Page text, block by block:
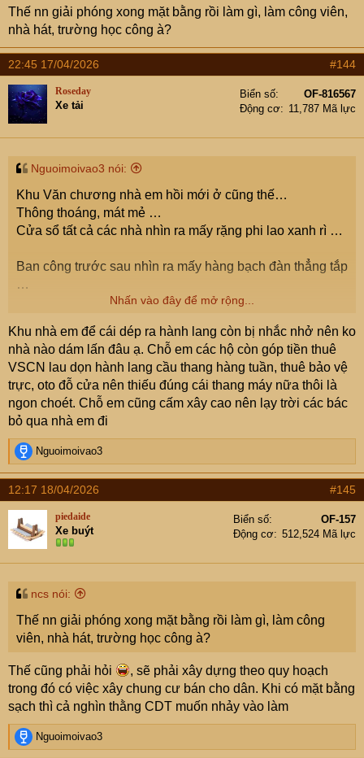
Dưng cơ mà KHÔNG ĐƯỢC CHỒNG TẦNG tất cả các
toà. Nên là nhà đầu tư tư nhân chuồn hết rồi nhé! Phú Mỹ
Hưng Group lẫn Trung Quốc. Đều bye bye ý tưởng đầu
tư xây dựng lại Thành Xuân Bắc từ ba đời tám vánh rồi
…
Giờ vẫn còn mơ nhà đầu tư TQ …
Tin đã đưa từ mấy trang trước . Hà Nội sẽ đứng ra giải
tỏa TOÀN bộ 2160 nhà tập thể cũ từ giờ đến 2035. Cụ
mắt nhắm mắt mở không đọc rồi nói liên thiên …
ứng lợi ích chủ đầu tư (không được chồng tầng vv). Nên
chả có mà nào nhảy vào, khiến 20 năm nay việc cải tạo /
xây mới các khu tập thể cũ mãi vẫn bế tắc vẫn chỉ là ý
tưởng trên giấy đấy hiểu chưa …
Thế nn giải phóng xong mặt bằng rồi làm gì, làm công viên,
nhà hát, trường học công à?
22:45 17/04/2026 #144
Roseday
Xe tải
Biển số
OF-816567
Động cơ
11,787 Mã lực
Nguoimoivao3 nói:
Khu Văn chương nhà em hồi mới ở cũng thế…
Thông thoáng, mát mẻ …
Cửa sổ tất cả các nhà nhìn ra mấy rặng phi lao xanh rì …
Ban công trước sau nhìn ra mấy hàng bạch đàn thẳng tắp
…
Thế rồi sân chơi, đất công vv bị nhảy dù, lấn chiếm hết
chỉ còn chừa đúng đường 2 xe máy tránh nhau …
Khu nhà mợ không bị lấn chiếm như vậy à?
Nhấn vào đây để mở rộng...
Khu nhà em để cái dép ra hành lang còn bị nhắc nhở nên ko
nhà nào dám lấn đâu ạ. Chỗ em các hộ còn góp tiền thuê
VSCN lau dọn hành lang cầu thang hàng tuần, thuê bảo vệ
trực, oto đỗ cửa nên thiếu đúng cái thang máy nữa thôi là
ngon choét. Chỗ em cũng cấm xây cao nên lạy trời các bác
bỏ qua nhà em đi
R
e
a
t
i
o
n
s
Nguoimoivao3
12:17 18/04/2026 #145
piedaide
Xe buýt
Biển số
OF-157
Động cơ
512,524 Mã lực
ncs nói:
Thế nn giải phóng xong mặt bằng rồi làm gì, làm công
viên, nhà hát, trường học công à?
Thế cũng phải hỏi
, sẽ phải xây dựng theo quy hoạch
trong đó có việc xây chung cư bán cho dân. Khi có mặt bằng
sạch thì cả nghìn thằng CDT muốn nhảy vào làm
R
e
Nguoimoivao3